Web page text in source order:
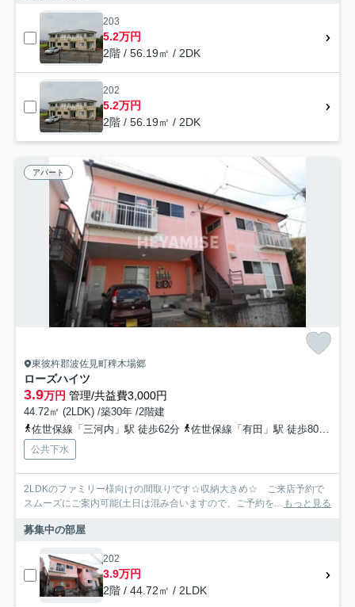
203
5.2万円
2階 / 56.19㎡ / 2DK
202
5.2万円
2階 / 56.19㎡ / 2DK
アパート
東彼杵郡波佐見町稗木場郷
ローズハイツ
3.9万円 管理/共益費3,000円
44.72㎡ (2LDK) /築30年 /2階建
佐世保線「三河内」駅 徒歩62分
佐世保線「有田」駅 徒歩80分
公共下水
2LDKのファミリー様向けの間取りです☆収納大きめ☆ ご来店予約で
スムーズにご案内可能(土日は混み合いますので、ご予約を... もっと見る
募集中の部屋
202
3.9万円
2階 / 44.72㎡ / 2LDK